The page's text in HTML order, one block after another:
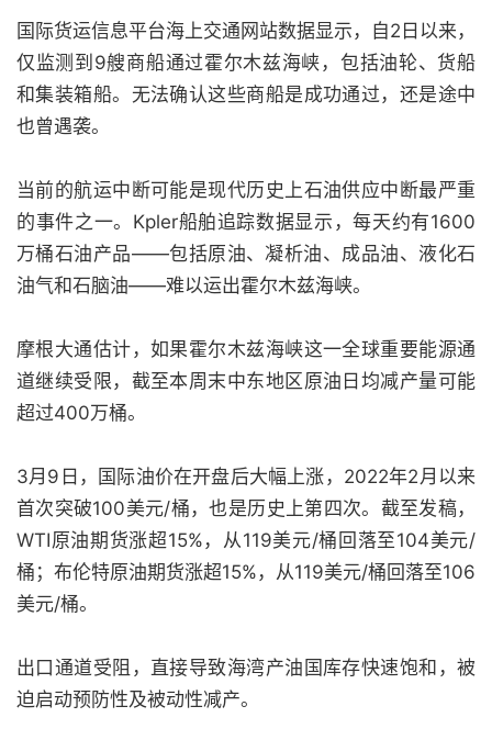
国际货运信息平台海上交通网站数据显示，自2日以来，
仅监测到9艘商船通过霍尔木兹海峡，包括油轮、货船
和集装箱船。无法确认这些商船是成功通过，还是途中
也曾遇袭。
当前的航运中断可能是现代历史上石油供应中断最严重
的事件之一。Kpler船舶追踪数据显示，每天约有1600
万桶石油产品——包括原油、凝析油、成品油、液化石
油气和石脑油——难以运出霍尔木兹海峡。
摩根大通估计，如果霍尔木兹海峡这一全球重要能源通
道继续受限，截至本周末中东地区原油日均减产量可能
超过400万桶。
3月9日，国际油价在开盘后大幅上涨，2022年2月以来
首次突破100美元/桶，也是历史上第四次。截至发稿，
WTI原油期货涨超15%，从119美元/桶回落至104美元/
桶；布伦特原油期货涨超15%，从119美元/桶回落至106
美元/桶。
出口通道受阻，直接导致海湾产油国库存快速饱和，被
迫启动预防性及被动性减产。